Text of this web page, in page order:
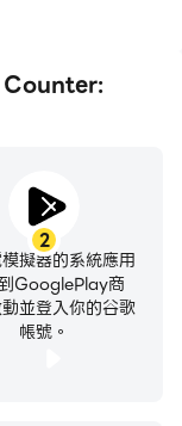
Counter:
2
擬器的系統應用
GooglePlay商
並登入你的谷歌
帳號。